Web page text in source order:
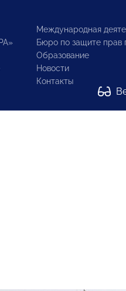
Международная
Бюро по защите прав
Образование
Новости
Контакты